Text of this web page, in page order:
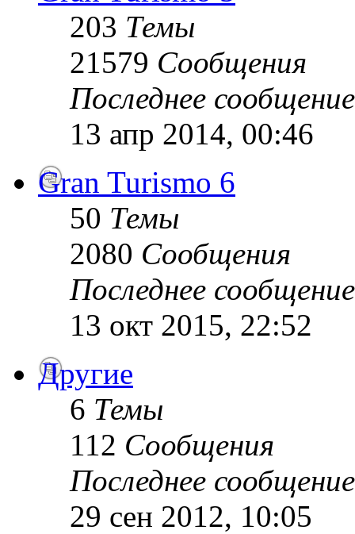
203 Темы
21579 Сообщения
Последнее сообщение
13 апр 2014, 00:46
Gran Turismo 6
50 Темы
2080 Сообщения
Последнее сообщение
13 окт 2015, 22:52
Другие
6 Темы
112 Сообщения
Последнее сообщение
29 сен 2012, 10:05